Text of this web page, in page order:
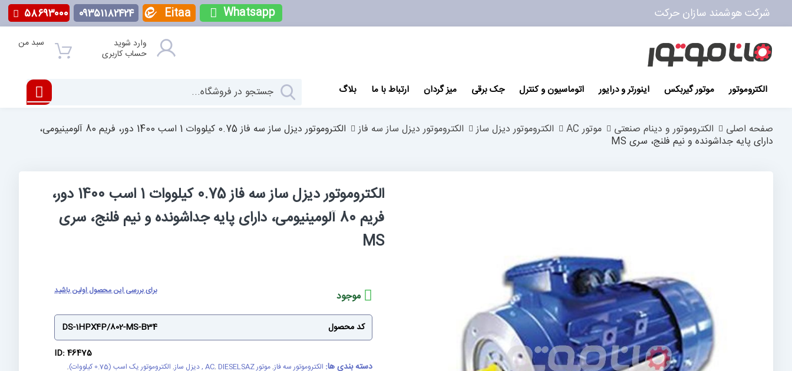
شرکت هوشمند سازان حرکت ۵۸۶۹۳۰۰۰ ۰۹۳۵۱۱۸۲۴۲۴ Eitaa Whatsapp
به
محتوا
وارد شوید
حساب کاربری
سبد من
الکتروموتور موتور گیربکس اینورتر و درایور اتوماسیون و کنترل جک برقی میز گردان ارتباط با ما بلاگ
صفحه اصلی الکتروموتور و دینام صنعتی موتور AC الکتروموتور دیزل ساز الکتروموتور دیزل ساز سه فاز الکتروموتور دیزل ساز سه فاز 0.75 کیلووات 1 اسب 1400 دور، فریم 80 آلومینیومی،
دارای پایه جداشونده و نیم فلنج، سری MS
الکتروموتور دیزل ساز سه فاز 0.75 کیلووات 1 اسب 1400 دور،
فریم 80 آلومینیومی، دارای پایه جداشونده و نیم فلنج، سری
MS
برای بررسی این محصول اولین باشید موجود
کد محصول
DS-1HPX4P/802-MS-B34
ID: 46475
دسته بندی ها: الکتروموتور سه فاز,موتور AC , DIESELSAZ , دیزل ساز , الکتروموتور یک اسب (0.75 کیلووات)
,